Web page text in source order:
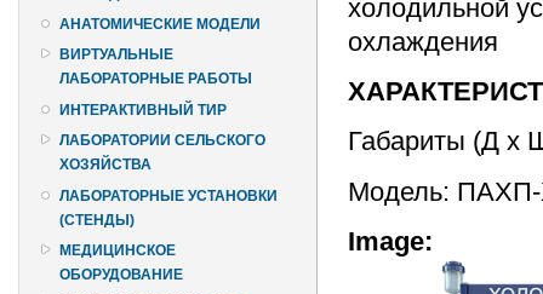
АНАТОМИЧЕСКИЕ МОДЕЛИ
ВИРТУАЛЬНЫЕ
ЛАБОРАТОРНЫЕ РАБОТЫ
ИНТЕРАКТИВНЫЙ ТИР
ЛАБОРАТОРИИ СЕЛЬСКОГО
ХОЗЯЙСТВА
ЛАБОРАТОРНЫЕ УСТАНОВКИ
(СТЕНДЫ)
МЕДИЦИНСКОЕ
ОБОРУДОВАНИЕ
холодильной
охлаждения
Габариты (Д х
Модель:
Image: